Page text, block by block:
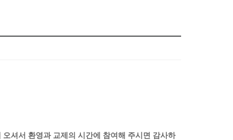
오셔서 환영과 교제의 시간에 참여해 주시면 감사하